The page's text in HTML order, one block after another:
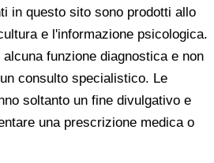
in questo sito sono prodotti allo
e l'informazione psicologica.
funzione diagnostica e non
consulto specialistico. Le
soltanto un fine divulgativo e
una prescrizione medica o